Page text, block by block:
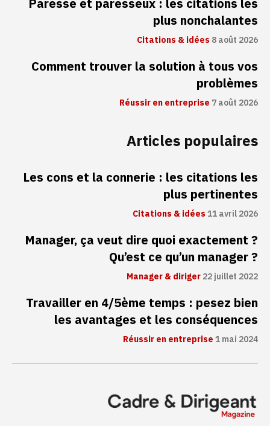
plus nonchalantes
Citations & idées8 août 2026
Comment trouver la solution à tous vos
problèmes
Réussir en entreprise 7 août 2026
Articles populaires
Les cons et la connerie : les citations les
plus pertinentes
Citations & idées11 avril 2026
Manager, ça veut dire quoi exactement ?
Qu’est ce qu’un manager ?
Manager & diriger22 juillet 2022
Travailler en 4/5ème temps : pesez bien
les avantages et les conséquences
Réussir en entreprise1 mai 2024